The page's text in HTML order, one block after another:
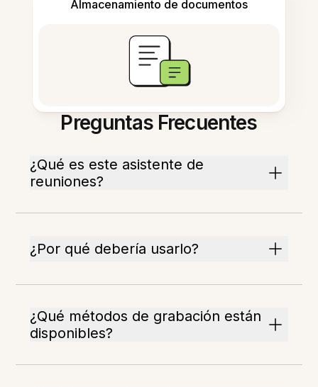
Almacenamiento de documentos
Preguntas Frecuentes
¿Qué es este asistente de
reuniones?
¿Por qué debería usarlo?
¿Qué métodos de grabación están
disponibles?